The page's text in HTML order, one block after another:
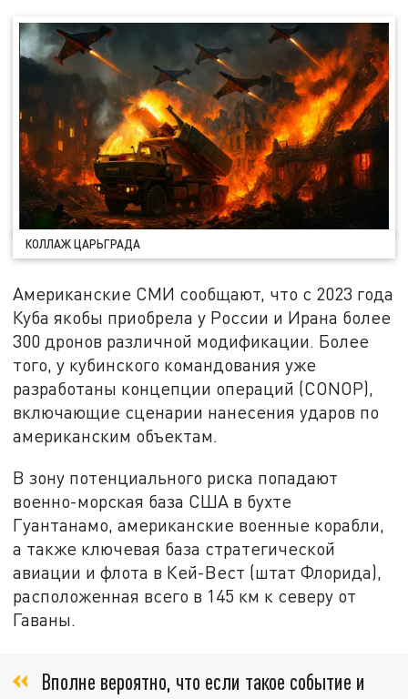
КОЛЛАЖ ЦАРЬГРАДА
Американские СМИ сообщают, что с 2023 года
Куба якобы приобрела у России и Ирана более
300 дронов различной модификации. Более
того, у кубинского командования уже
разработаны концепции операций (CONOP),
включающие сценарии нанесения ударов по
американским объектам.
В зону потенциального риска попадают
военно-морская база США в бухте
Гуантанамо, американские военные корабли,
а также ключевая база стратегической
авиации и флота в Кей-Вест (штат Флорида),
расположенная всего в 145 км к северу от
Гаваны.
Вполне вероятно, что если такое событие и